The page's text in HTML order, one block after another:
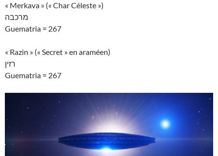
« Merkava » (« Char Céleste »)
מרכבה
Guematria = 267
« Razin » (« Secret » en araméen)
רזין
Guematria = 267